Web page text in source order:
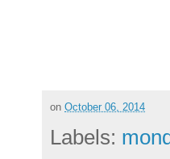
on October 06, 2014
Labels: